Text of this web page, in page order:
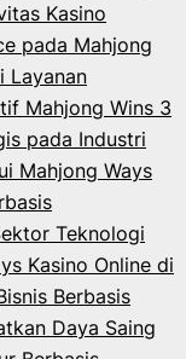
Kasino
pada Mahjong
Layanan
Mahjong Wins 3
pada Industri
Mahjong Ways
Teknologi
Kasino Online di
Berbasis
Daya Saing